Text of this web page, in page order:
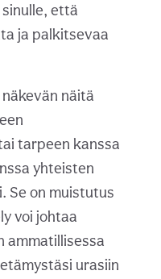
että
ja palkitsevaa
näitä
tarpeen kanssa
yhteisten
Se on muistutus
voi johtaa
ammatillisessa
urasiin